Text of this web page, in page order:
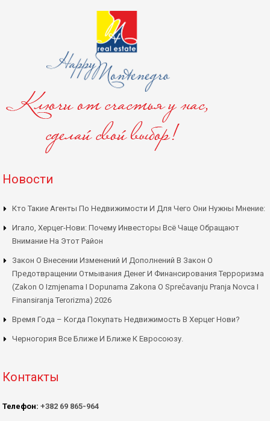
Новости
Кто Такие Агенты По Недвижимости И Для Чего Они Нужны Мнение:
Игало, Херцег-Нови: Почему Инвесторы Всё Чаще Обращают
Внимание На Этот Район
Закон О Внесении Изменений И Дополнений В Закон О
Предотвращении Отмывания Денег И Финансирования Терроризма
(Zakon O Izmjenama I Dopunama Zakona O Sprečavanju Pranja Novca I
Finansiranja Terorizma) 2026
Время Года – Когда Покупать Недвижимость В Херцег Нови?
Черногория Все Ближе И Ближе К Евросоюзу.
Контакты
Телефон: +382 69 865-964